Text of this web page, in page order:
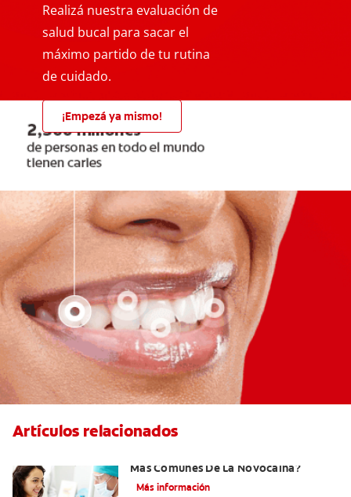
Realizá nuestra evaluación de
salud bucal para sacar el
máximo partido de tu rutina
de cuidado.
¡Empezá ya mismo!
Artículos relacionados
Más Comunes De La Novocaína?
Más información